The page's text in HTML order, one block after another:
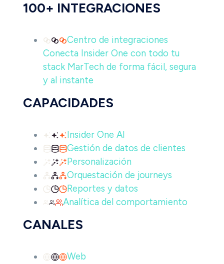
100+ INTEGRACIONES
Centro de integraciones
Conecta Insider One con todo tu
stack MarTech de forma fácil, segura
y al instante
CAPACIDADES
Insider One AI
Gestión de datos de clientes
Personalización
Orquestación de journeys
Reportes y datos
Analítica del comportamiento
CANALES
Web